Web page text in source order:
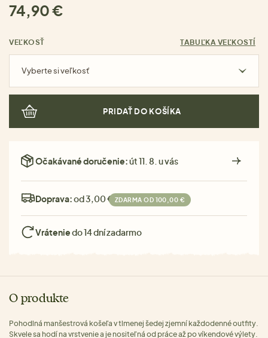
74,90 €
VEĽKOSŤ TABUĽKA VEĽKOSTÍ
Vyberte si veľkosť
PRIDAŤ DO KOŠÍKA
Očakávané doručenie:út 11. 8. u vás
Doprava:od 3,00 € ZDARMA OD 100,00 €
Vráteniedo 14 dní zadarmo
O produkte
Pohodlná manšestrová košeľa v tlmenej šedej zjemní každodenné outfity.
Skvele sa hodí na vrstvenie a je nositeľná od práce až po víkendové výlety.